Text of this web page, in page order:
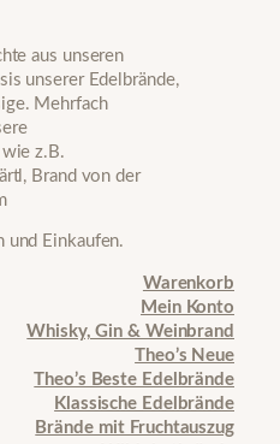
aus unseren
unserer Edelbrände,
Mehrfach
wie z.B.
Brand von der
und Einkaufen.
Warenkorb
Mein Konto
Whisky, Gin & Weinbrand
Theo’s Neue
Theo’s Beste Edelbrände
Klassische Edelbrände
Brände mit Fruchtauszug